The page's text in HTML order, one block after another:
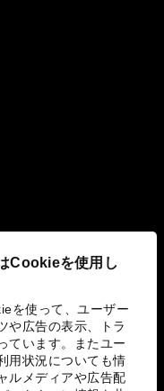
Cookieを使用し
を使って、ユーザー
や広告の表示、トラ
ています。またユー
用状況についても情
ルメディアや広告配